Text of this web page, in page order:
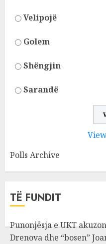
Velipojë
Golem
Shëngjin
Sarandë
Polls Archive
TË FUNDIT
Punonjësja e UKT
Drenova dhe “bosen”